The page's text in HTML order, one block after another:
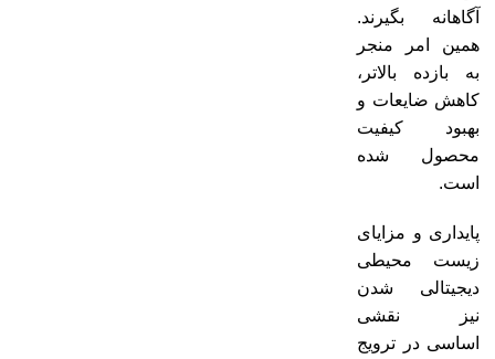
آگاهانه بگیرند.
همین امر منجر
به بازده بالاتر،
کاهش ضایعات و
بهبود کیفیت
محصول شده
است.
پایداری و مزایای
زیست محیطی
دیجیتالی شدن
نیز نقشی
اساسی در ترویج